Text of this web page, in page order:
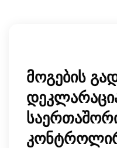
მოგების გადასახადის